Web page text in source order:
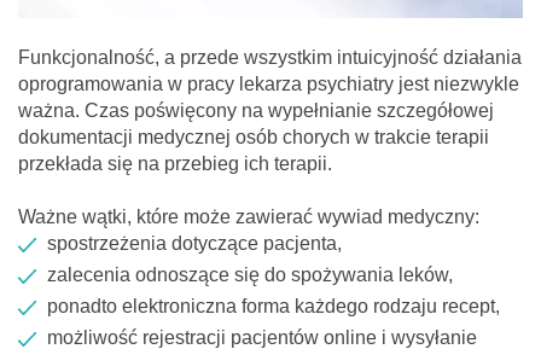
Funkcjonalność, a przede wszystkim intuicyjność działania
oprogramowania w pracy lekarza psychiatry jest niezwykle
ważna. Czas poświęcony na wypełnianie szczegółowej
dokumentacji medycznej osób chorych w trakcie terapii
przekłada się na przebieg ich terapii.
Ważne wątki, które może zawierać wywiad medyczny:
spostrzeżenia dotyczące pacjenta,
zalecenia odnoszące się do spożywania leków,
ponadto elektroniczna forma każdego rodzaju recept,
możliwość rejestracji pacjentów online i wysyłanie